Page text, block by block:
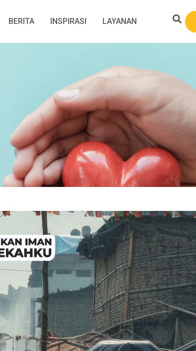
BERITA INSPIRASI LAYANAN